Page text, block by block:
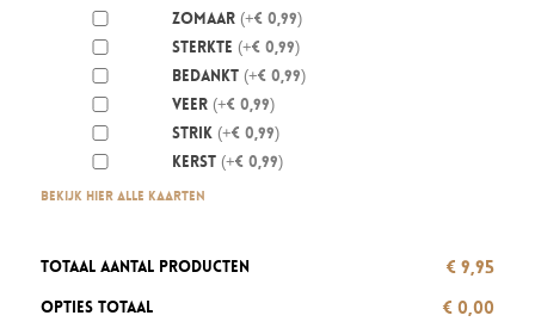
Zomaar (+€ 0,99)
Sterkte (+€ 0,99)
Bedankt (+€ 0,99)
Veer (+€ 0,99)
Strik (+€ 0,99)
Kerst (+€ 0,99)
Bekijk hier alle kaarten
Totaal aantal producten € 9,95
Opties totaal € 0,00